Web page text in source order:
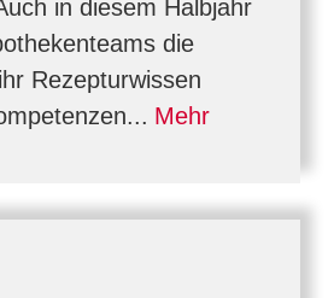
in diesem Halbjahr
die
Rezepturwissen
Mehr